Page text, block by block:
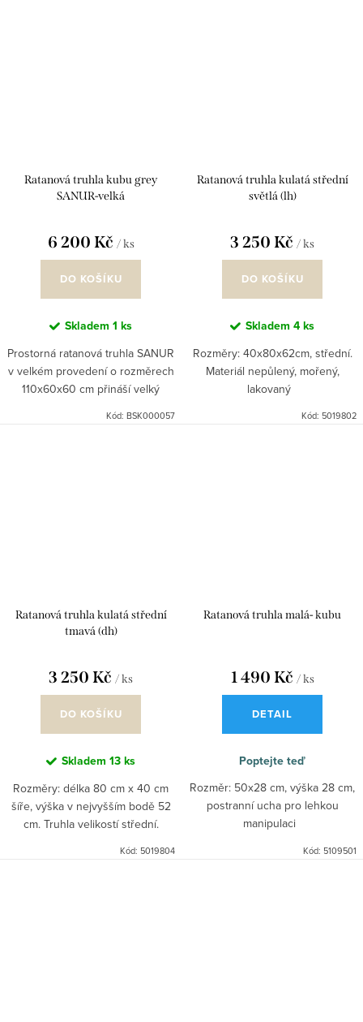
Ratanová truhla kubu grey
SANUR-velká
6 200 Kč / ks
DO KOŠÍKU
Skladem 1 ks
Prostorná ratanová truhla SANUR
v velkém provedení o rozměrech
110x60x60 cm přináší velký
Kód: BSK000057
Ratanová truhla kulatá střední
světlá (lh)
3 250 Kč / ks
DO KOŠÍKU
Skladem 4 ks
Rozměry: 40x80x62cm, střední.
Materiál nepůlený, mořený,
lakovaný
Kód: 5019802
Ratanová truhla kulatá střední
tmavá (dh)
3 250 Kč / ks
DO KOŠÍKU
Skladem 13 ks
Rozměry: délka 80 cm x 40 cm
šíře, výška v nejvyšším bodě 52
cm. Truhla velikostí střední.
Kód: 5019804
Ratanová truhla malá- kubu
1 490 Kč / ks
DETAIL
Poptejte teď
Rozměr: 50x28 cm, výška 28 cm,
postranní ucha pro lehkou
manipulaci
Kód: 5109501